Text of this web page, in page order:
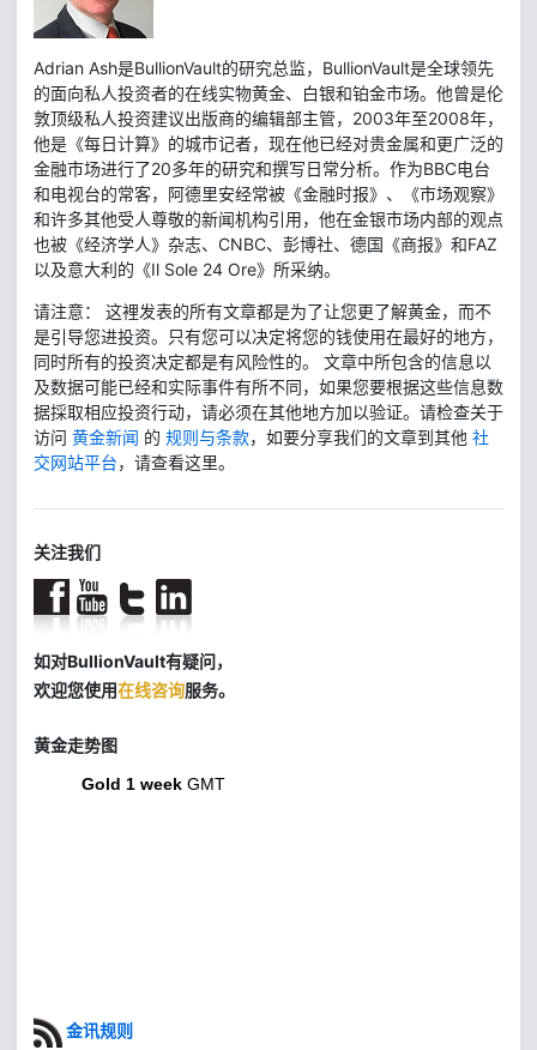
Adrian Ash是BullionVault的研究总监，BullionVault是全球领先
的面向私人投资者的在线实物黄金、白银和铂金市场。他曾是伦
敦顶级私人投资建议出版商的编辑部主管，2003年至2008年，
他是《每日计算》的城市记者，现在他已经对贵金属和更广泛的
金融市场进行了20多年的研究和撰写日常分析。作为BBC电台
和电视台的常客，阿德里安经常被《金融时报》、《市场观察》
和许多其他受人尊敬的新闻机构引用，他在金银市场内部的观点
也被《经济学人》杂志、CNBC、彭博社、德国《商报》和FAZ
以及意大利的《Il Sole 24 Ore》所采纳。
请注意： 这裡发表的所有文章都是为了让您更了解黄金，而不
是引导您进投资。只有您可以决定将您的钱使用在最好的地方，
同时所有的投资决定都是有风险性的。 文章中所包含的信息以
及数据可能已经和实际事件有所不同，如果您要根据这些信息数
据採取相应投资行动，请必须在其他地方加以验证。请检查关于
访问 黄金新闻 的 规则与条款，如要分享我们的文章到其他 社
交网站平台，请查看这里。
关注我们
如对BullionVault有疑问，
欢迎您使用在线咨询服务。
黄金走势图
Gold 1 week GMT
金讯规则